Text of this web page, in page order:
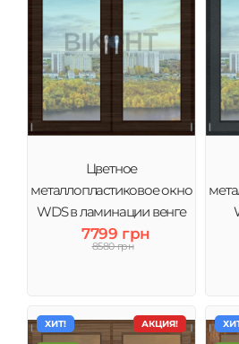
Цветное
металлопластиковое окно
WDS в ламинации венге
тонировка зеркало
7799 грн
8580 грн
АКЦИЯ!
ХИТ!